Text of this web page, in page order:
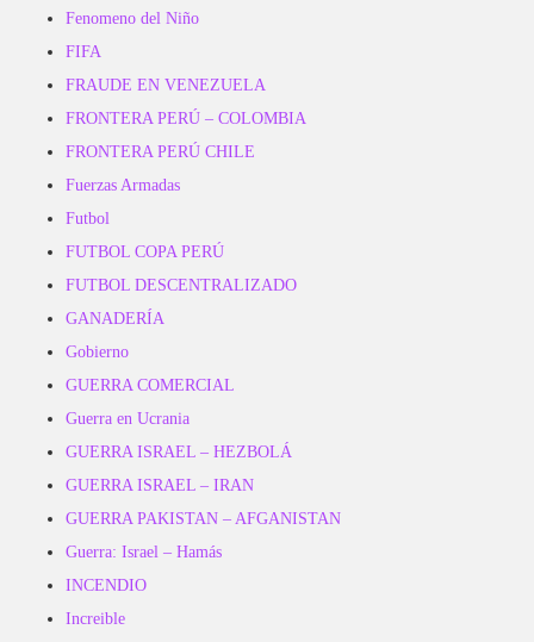
Fenomeno del Niño
FIFA
FRAUDE EN VENEZUELA
FRONTERA PERÚ – COLOMBIA
FRONTERA PERÚ CHILE
Fuerzas Armadas
Futbol
FUTBOL COPA PERÚ
FUTBOL DESCENTRALIZADO
GANADERÍA
Gobierno
GUERRA COMERCIAL
Guerra en Ucrania
GUERRA ISRAEL – HEZBOLÁ
GUERRA ISRAEL – IRAN
GUERRA PAKISTAN – AFGANISTAN
Guerra: Israel – Hamás
INCENDIO
Increible